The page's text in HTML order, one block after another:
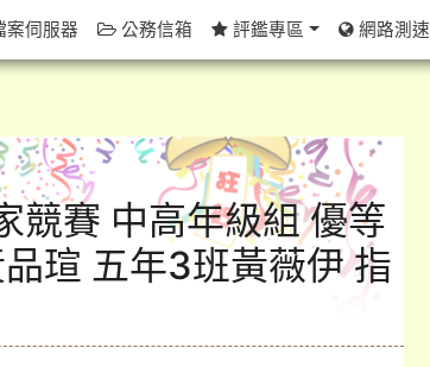
競賽 中高年級組 優等
瑄 五年3班黃薇伊 指
案伺服器 公務信箱 評鑑專區 網路測速